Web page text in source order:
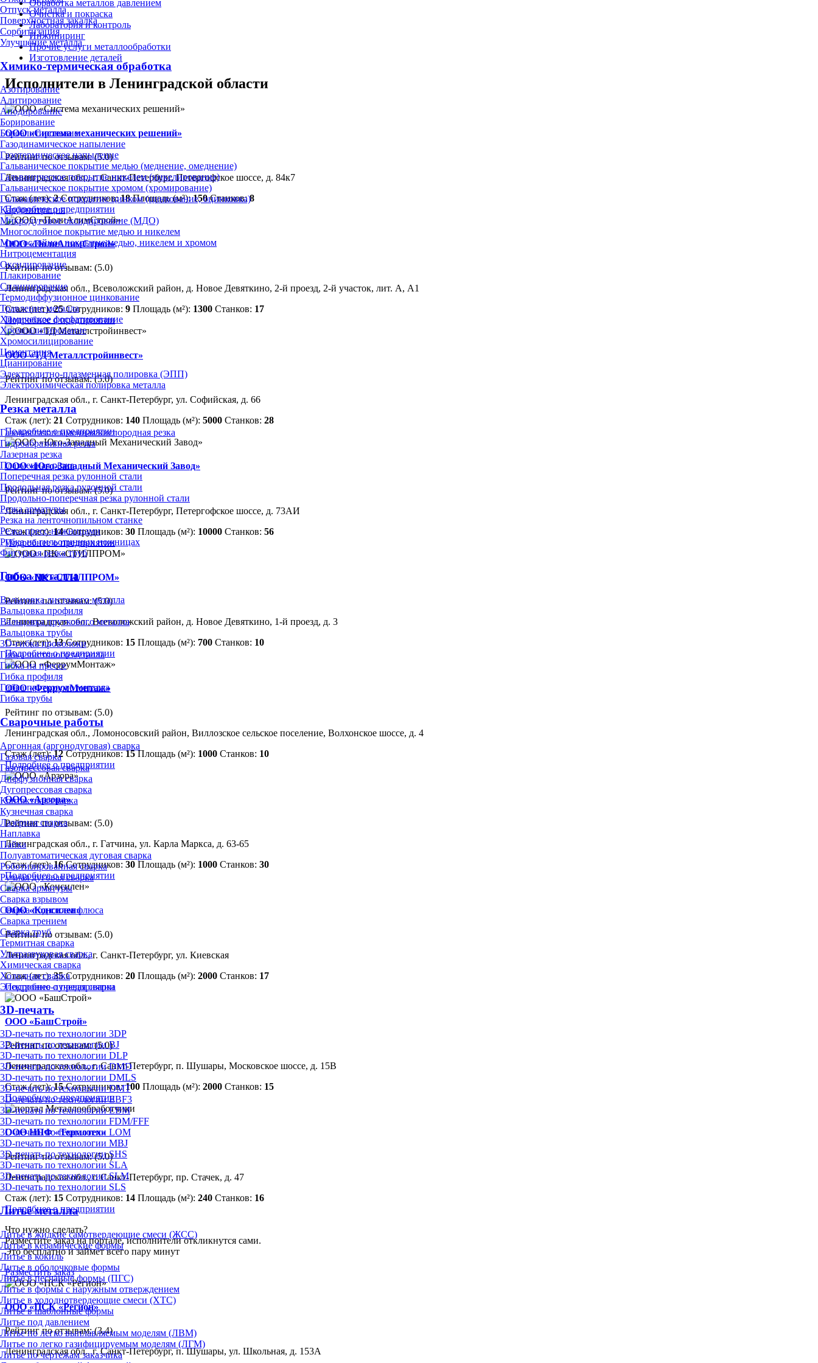
Отпуск металла
Поверхностная закалка
Сорбитизация
Улучшение металла
Химико-термическая обработка
Азотирование
Алитирование
Анодирование
Борирование
Бороалитирование
Газодинамическое напыление
Газотермическое напыление
Гальваническое покрытие медью (меднение, омеднение)
Гальваническое покрытие никелем (никелирование)
Гальваническое покрытие хромом (хромирование)
Гальваническое покрытие цинком (цинкование, оцинковка)
Карбонитрация
Микродуговое оксидирование (МДО)
Многослойное покрытие медью и никелем
Многослойное покрытие медью, никелем и хромом
Нитроцементация
Оксидирование
Плакирование
Силицирование
Термодиффузионное цинкование
Травление металла
Химическое фосфатирование
Хромоалитирование
Хромосилицирование
Цементация
Цианирование
Электролитно-плазменная полировка (ЭПП)
Электрохимическая полировка металла
Резка металла
Газовая/газопламенная/кислородная резка
Гидроабразивная резка
Лазерная резка
Плазменная резка
Поперечная резка рулонной стали
Продольная резка рулонной стали
Продольно-поперечная резка рулонной стали
Резка арматуры
Резка на ленточнопильном станке
Резка пресс-ножницами
Рубка на гильотинных ножницах
Фигурная резка труб
Гибка металла
Вальцовка листового металла
Вальцовка профиля
Вальцовка пруткового металла
Вальцовка трубы
3D-гибка проволоки
Гибка листового металла
Гибка на прессе
Гибка профиля
Гибка пруткового металла
Гибка трубы
Сварочные работы
Аргонная (аргонодуговая) сварка
Газовая сварка
Газопрессовая сварка
Диффузионная сварка
Дугопрессовая сварка
Контактная сварка
Кузнечная сварка
Лазерная сварка
Наплавка
Пайка
Полуавтоматическая дуговая сварка
Роботизированная сварка
Ручная дуговая сварка
Сварка арматуры
Сварка взрывом
Сварка под слоем флюса
Сварка трением
Сварка труб
Термитная сварка
Ультразвуковая сварка
Химическая сварка
Холодная сварка
Электронно-лучевая сварка
3D-печать
3D-печать по технологии 3DP
3D-печать по технологии BJ
3D-печать по технологии DLP
3D-печать по технологии DMD
3D-печать по технологии DMLS
3D-печать по технологии DMT
3D-печать по технологии EBF3
3D-печать по технологии EBM
3D-печать по технологии FDM/FFF
3D-печать по технологии LOM
3D-печать по технологии MBJ
3D-печать по технологии SHS
3D-печать по технологии SLA
3D-печать по технологии SLM
3D-печать по технологии SLS
Литьё металла
Литье в жидкие самотвердеющие смеси (ЖСС)
Литье в керамические формы
Литье в кокиль
Литье в оболочковые формы
Литье в песчаные формы (ПГС)
Литье в формы с наружным отверждением
Литье в холоднотвердеющие смеси (ХТС)
Литье в шаблонные формы
Литье под давлением
Литье по легко выплавляемым моделям (ЛВМ)
Литье по легко газифицируемым моделям (ЛГМ)
Литье по чертежам заказчика
Обработка металлов давлением
Очистка и покраска
Лаборатория и контроль
Инжиниринг
Прочие услуги металлообработки
Изготовление деталей
Исполнители в Ленинградской области
ООО «Система механических решений»
Рейтинг по отзывам:(5.0)
Ленинградская обл., г. Санкт-Петербург, Петергофское шоссе, д. 84к7
Стаж (лет):2 Сотрудников:18 Площадь (м²):150 Станков:8
Подробнее о предприятии
ООО «ПолиАлимСтрой»
Рейтинг по отзывам: (5.0)
Ленинградская обл., Всеволожский район, д. Новое Девяткино, 2-й проезд, 2-й участок, лит. А, А1
Стаж (лет):25 Сотрудников: 9 Площадь (м²): 1300 Станков: 17
Подробнее о предприятии
ООО «ТД Металлстройинвест»
Рейтинг по отзывам:(5.0)
Ленинградская обл., г. Санкт-Петербург, ул. Софийская, д. 66
Стаж (лет): 21 Сотрудников: 140 Площадь (м²): 5000 Станков: 28
Подробнее о предприятии
ООО «Юго-Западный Механический Завод»
Рейтинг по отзывам:(5.0)
Ленинградская обл., г. Санкт-Петербург, Петергофское шоссе, д. 73АИ
Стаж (лет):14 Сотрудников: 30 Площадь (м²): 10000 Станков: 56
Подробнее о предприятии
ООО «ПК «СТИЛПРОМ»
Рейтинг по отзывам:(5.0)
Ленинградская обл., Всеволожский район, д. Новое Девяткино, 1-й проезд, д. 3
Стаж (лет):13 Сотрудников: 15 Площадь (м²): 700 Станков: 10
Подробнее о предприятии
ООО «ФеррумМонтаж»
Рейтинг по отзывам: (5.0)
Ленинградская обл., Ломоносовский район, Виллозское сельское поселение, Волхонское шоссе, д. 4
Стаж (лет):12 Сотрудников:15 Площадь (м²): 1000 Станков: 10
Подробнее о предприятии
ООО «Арзора»
Рейтинг по отзывам: (5.0)
Ленинградская обл., г. Гатчина, ул. Карла Маркса, д. 63-65
Стаж (лет):16 Сотрудников: 30 Площадь (м²): 1000 Станков: 30
Подробнее о предприятии
ООО «Консилен»
Рейтинг по отзывам: (5.0)
Ленинградская обл., г. Санкт-Петербург, ул. Киевская
Стаж (лет):35 Сотрудников: 20 Площадь (м²): 2000 Станков: 17
Подробнее о предприятии
ООО «БашСтрой»
Рейтинг по отзывам:(5.0)
Ленинградская обл., г. Санкт-Петербург, п. Шушары, Московское шоссе, д. 15В
Стаж (лет):15 Сотрудников:100 Площадь (м²): 2000 Станков: 15
Подробнее о предприятии
ООО НПФ «Термотех»
Рейтинг по отзывам:(5.0)
Ленинградская обл., г. Санкт-Петербург, пр. Стачек, д. 47
Стаж (лет): 15 Сотрудников: 14 Площадь (м²): 240 Станков: 16
Подробнее о предприятии
Что нужно сделать?
Разместите заказ на портале, исполнители откликнутся сами.
Это бесплатно и займет всего пару минут
Разместить заказ
ООО «ПСК «Регион»
Рейтинг по отзывам:(3.4)
Ленинградская обл., г. Санкт-Петербург, п. Шушары, ул. Школьная, д. 153А